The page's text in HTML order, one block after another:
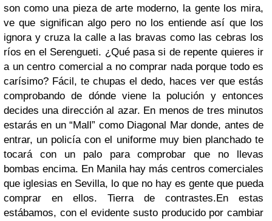
son como una pieza de arte moderno, la gente los mira,
ve que significan algo pero no los entiende así que los
ignora y cruza la calle a las bravas como las cebras los
ríos en el Serengueti. ¿Qué pasa si de repente quieres ir
a un centro comercial a no comprar nada porque todo es
carísimo? Fácil, te chupas el dedo, haces ver que estás
comprobando de dónde viene la polución y entonces
decides una dirección al azar. En menos de tres minutos
estarás en un “Mall” como Diagonal Mar donde, antes de
entrar, un policía con el uniforme muy bien planchado te
tocará con un palo para comprobar que no llevas
bombas encima. En Manila hay más centros comerciales
que iglesias en Sevilla, lo que no hay es gente que pueda
comprar en ellos. Tierra de contrastes.En estas
estábamos, con el evidente susto producido por cambiar